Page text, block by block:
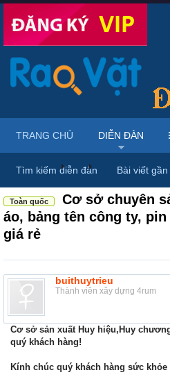
Diễn đàn ... Rao vặt tổng
Toàn quốc
Cơ sở chuyên
áo, bảng tên công ty,
giá rẻ
buithuytrieu
Thành viên xây dựng 4rum
Cơ sở sản xuất Huy hiệu,Huy
quý khách hàng!
Kính chúc quý khách hàng sức khỏe
TRANG CHỦ DIỄN ĐÀN
Tìm kiếm diễn đàn Bài viết